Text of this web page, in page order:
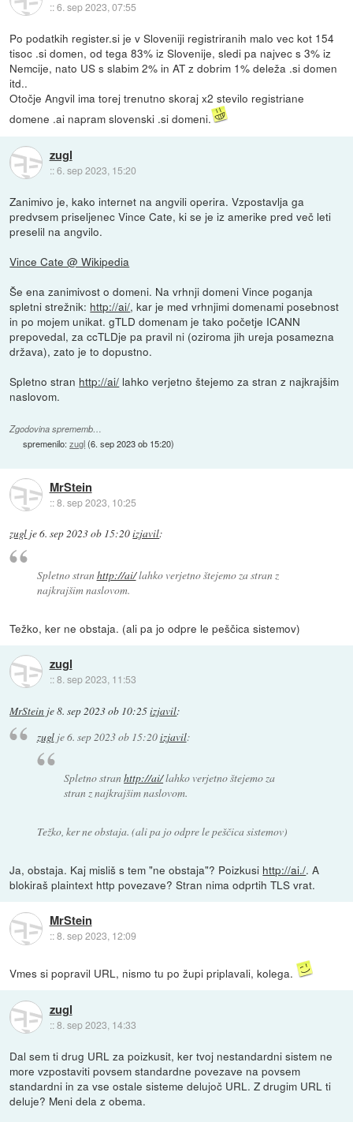
::6. sep 2023, 07:55
Po podatkih register.si je v Sloveniji registriranih malo vec kot 154
tisoc .si domen, od tega 83% iz Slovenije, sledi pa najvec s 3% iz
Nemcije, nato US s slabim 2% in AT z dobrim 1% deleža .si domen
itd..
Otočje Angvil ima torej trenutno skoraj x2 stevilo registriane
domene .ai napram slovenski .si domeni.
zugl
::6. sep 2023, 15:20
Zanimivo je, kako internet na angvili operira. Vzpostavlja ga
predvsem priseljenec Vince Cate, ki se je iz amerike pred več leti
preselil na angvilo.
Vince Cate @ Wikipedia
Še ena zanimivost o domeni. Na vrhnji domeni Vince poganja
spletni strežnik: http://ai/, kar je med vrhnjimi domenami posebnost
in po mojem unikat. gTLD domenam je tako početje ICANN
prepovedal, za ccTLDje pa pravil ni (oziroma jih ureja posamezna
država), zato je to dopustno.
Spletno stran http://ai/ lahko verjetno štejemo za stran z najkrajšim
naslovom.
Zgodovina sprememb…
spremenilo:zugl(6. sep 2023 ob 15:20)
MrStein
::8. sep 2023, 10:25
zugl je6. sep 2023 ob 15:20izjavil:
Spletno stranhttp://ai/lahko verjetno štejemo za stran z
najkrajšim naslovom.
Težko, ker ne obstaja. (ali pa jo odpre le peščica sistemov)
zugl
::8. sep 2023, 11:53
MrStein je8. sep 2023 ob 10:25izjavil:
zuglje6. sep 2023 ob 15:20izjavil:
Spletno stranhttp://ai/lahko verjetno štejemo za
stran z najkrajšim naslovom.
Težko, ker ne obstaja. (ali pa jo odpre le peščica sistemov)
Ja, obstaja. Kaj misliš s tem "ne obstaja"? Poizkusi http://ai./. A
blokiraš plaintext http povezave? Stran nima odprtih TLS vrat.
MrStein
::8. sep 2023, 12:09
Vmes si popravil URL, nismo tu po župi priplavali, kolega.
zugl
::8. sep 2023, 14:33
Dal sem ti drug URL za poizkusit, ker tvoj nestandardni sistem ne
more vzpostaviti povsem standardne povezave na povsem
standardni in za vse ostale sisteme delujoč URL. Z drugim URL ti
deluje? Meni dela z obema.